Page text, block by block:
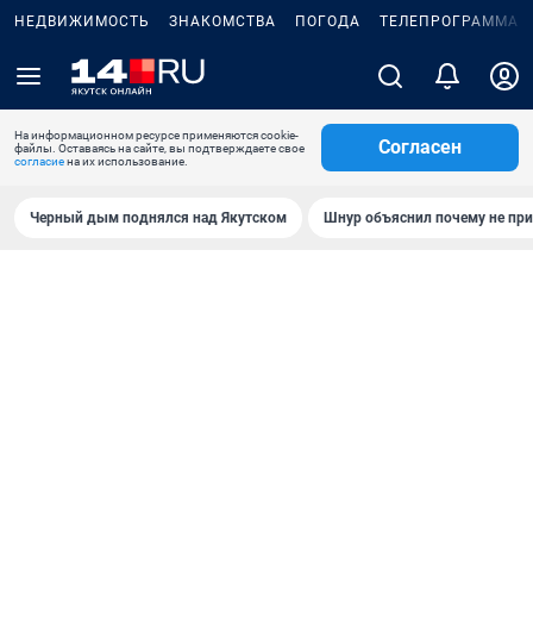
НЕДВИЖИМОСТЬ ЗНАКОМСТВА ПОГОДА ТЕЛЕПРОГРАММА
На информационном ресурсе применяются cookie-
файлы. Оставаясь на сайте, вы подтверждаете свое
согласиена их использование.
Согласен
Черный дым поднялся над Якутском Шнур объяснил почему не